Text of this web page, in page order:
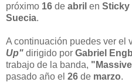
próximo 16 de abril en Sticky
Suecia.
A continuación puedes ver el
Up" dirigido por Gabriel
trabajo de la banda,
pasado año el 26 de marzo.